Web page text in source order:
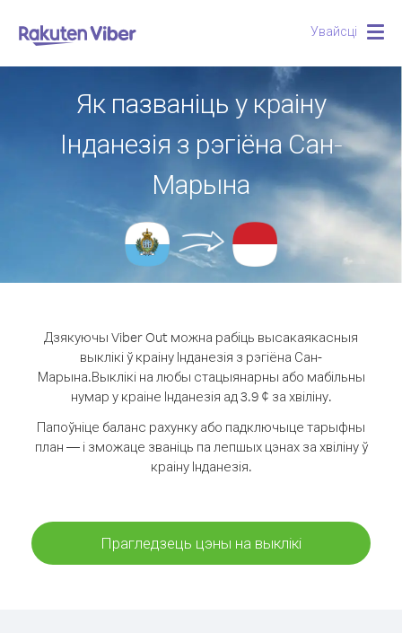
Увайсці
Як пазваніць у краіну
Інданезія з рэгіёна Сан-
Марына
Дзякуючы Viber Out можна рабіць высакаякасныя
выклікі ў краіну Інданезія з рэгіёна Сан-
Марына.Выклікі на любы стацыянарны або мабільны
нумар у краіне Інданезія ад 3.9 ¢ за хвіліну.
Папоўніце баланс рахунку або падключыце тарыфны
план — і зможаце званіць па лепшых цэнах за хвіліну ў
краіну Інданезія.
Прагледзець цэны на выклікі